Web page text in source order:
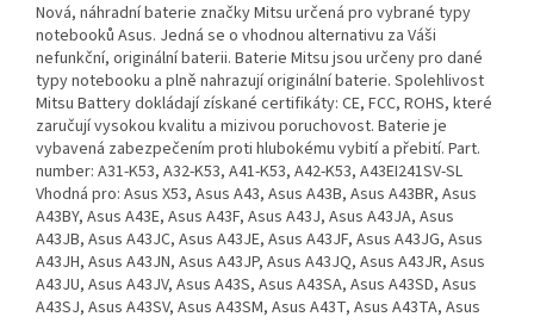
Nová, náhradní baterie značky Mitsu určená pro vybrané typy
notebooků Asus. Jedná se o vhodnou alternativu za Váši
nefunkční, originální baterii. Baterie Mitsu jsou určeny pro dané
typy notebooku a plně nahrazují originální baterie. Spolehlivost
Mitsu Battery dokládají získané certifikáty: CE, FCC, ROHS, které
zaručují vysokou kvalitu a mizivou poruchovost. Baterie je
vybavená zabezpečením proti hlubokému vybití a přebití. Part.
number: A31-K53, A32-K53, A41-K53, A42-K53, A43EI241SV-SL
Vhodná pro: Asus X53, Asus A43, Asus A43B, Asus A43BR, Asus
A43BY, Asus A43E, Asus A43F, Asus A43J, Asus A43JA, Asus
A43JB, Asus A43JC, Asus A43JE, Asus A43JF, Asus A43JG, Asus
A43JH, Asus A43JN, Asus A43JP, Asus A43JQ, Asus A43JR, Asus
A43JU, Asus A43JV, Asus A43S, Asus A43SA, Asus A43SD, Asus
A43SJ, Asus A43SV, Asus A43SM, Asus A43T, Asus A43TA, Asus